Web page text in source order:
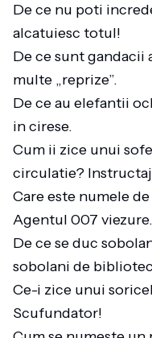
De ce nu poti
alcatuiesc totul!
De ce sunt
multe „reprize”.
De ce au elefantii
in cirese.
Cum ii zice unui
circulatie?
Care este numele
Agentul 007 viezure.
De ce se duc
sobolani de
Ce-i zice unui
Scufundator!